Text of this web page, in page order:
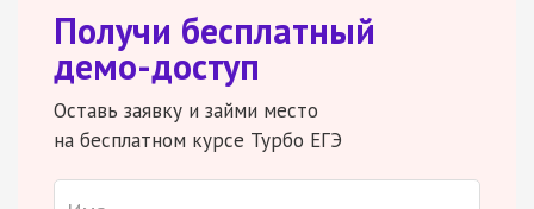
Получи бесплатный
демо-доступ
Оставь заявку и займи место
на бесплатном курсе Турбо ЕГЭ